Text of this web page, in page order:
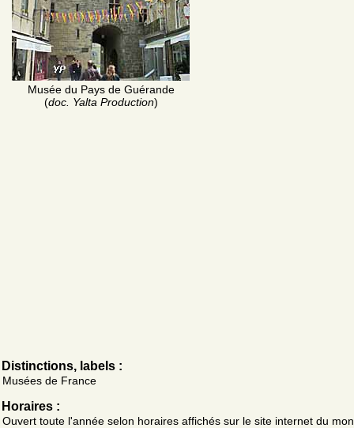
Musée du Pays de Guérande
(doc. Yalta Production)
Distinctions, labels :
Musées de France
Horaires :
Ouvert toute l'année selon horaires affichés sur le site internet du